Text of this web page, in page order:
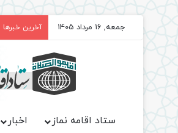
جمعه, 16 مرداد 1405 آخرین خبرها
ستاد اقامه نماز اخبار